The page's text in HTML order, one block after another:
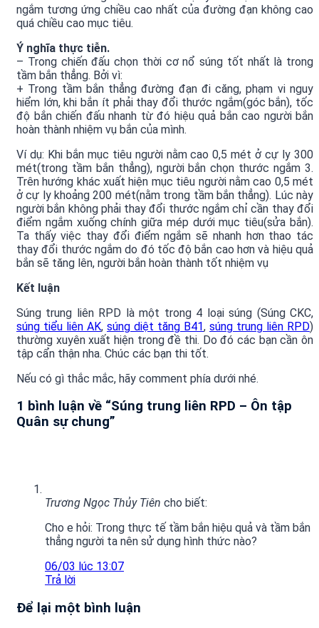
ngắm tương ứng chiều cao nhất của đường đạn không cao
quá chiều cao mục tiêu.
Ý nghĩa thực tiễn.
– Trong chiến đấu chọn thời cơ nổ súng tốt nhất là trong
tầm bắn thẳng. Bởi vì:
+ Trong tầm bắn thẳng đường đạn đi căng, phạm vi nguy
hiểm lớn, khi bắn ít phải thay đổi thước ngắm(góc bắn), tốc
độ bắn chiến đấu nhanh từ đó hiệu quả bắn cao người bắn
hoàn thành nhiệm vụ bắn của mình.
Ví dụ: Khi bắn mục tiêu người nằm cao 0,5 mét ở cự ly 300
mét(trong tầm bắn thẳng), người bắn chọn thước ngắm 3.
Trên hướng khác xuất hiện mục tiêu người nằm cao 0,5 mét
ở cự ly khoảng 200 mét(nằm trong tầm bắn thẳng). Lúc này
người bắn không phải thay đổi thước ngắm chỉ cần thay đổi
điểm ngắm xuống chính giữa mép dưới mục tiêu(sửa bắn).
Ta thấy việc thay đổi điểm ngắm sẽ nhanh hơn thao tác
thay đổi thước ngắm do đó tốc độ bắn cao hơn và hiệu quả
bắn sẽ tăng lên, người bắn hoàn thành tốt nhiệm vụ
Kết luận
Súng trung liên RPD là một trong 4 loại súng (Súng CKC,
súng tiểu liên AK, súng diệt tăng B41, súng trung liên RPD)
thường xuyên xuất hiện trong đề thi. Do đó các bạn cần ôn
tập cẩn thận nha. Chúc các bạn thi tốt.
Nếu có gì thắc mắc, hãy comment phía dưới nhé.
1 bình luận về “Súng trung liên RPD – Ôn tập
Quân sự chung”
Trương Ngọc Thủy Tiên cho biết:
Cho e hỏi: Trong thực tế tầm bắn hiệu quả và tầm bắn
thẳng người ta nên sử dụng hình thức nào?
06/03 lúc 13:07
Trả lời
Để lại một bình luận